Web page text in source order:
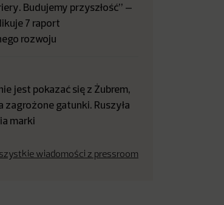
Budujemy przyszłość” –
7 raport
rozwoju
jest pokazać się z Żubrem,
zagrożone gatunki. Ruszyła
marki
wiadomości z pressroom